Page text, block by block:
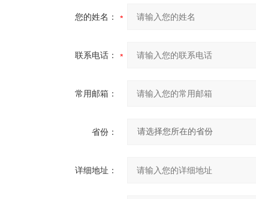
您的姓名：
联系电话：
常用邮箱：
省份：
详细地址：